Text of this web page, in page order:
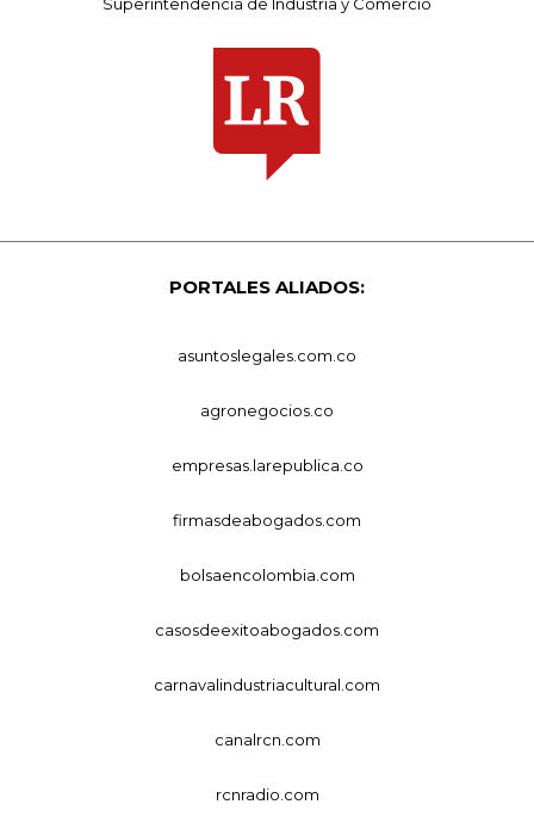
PORTALES ALIADOS:
asuntoslegales.com.co
agronegocios.co
empresas.larepublica.co
firmasdeabogados.com
bolsaencolombia.com
casosdeexitoabogados.com
carnavalindustriacultural.com
canalrcn.com
rcnradio.com